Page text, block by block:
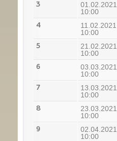
3
01.02.2021
10:00
4
11.02.2021
10:00
5
21.02.2021
10:00
6
03.03.2021
10:00
7
13.03.2021
10:00
8
23.03.2021
10:00
9
02.04.2021
10:00